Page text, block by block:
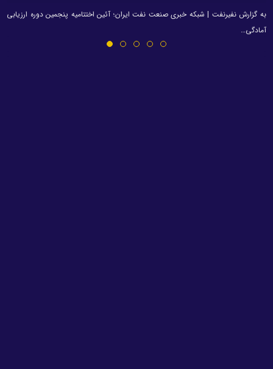
به گزارش نفیرنفت | شبکه خبری صنعت نفت ایران؛ آئین اختتامیه پنجمین دوره ارزیابی
آمادگی…